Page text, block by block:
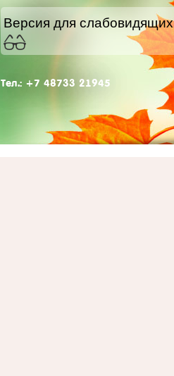
Версия для слабовидящих
Тел.: +7 48733 21945